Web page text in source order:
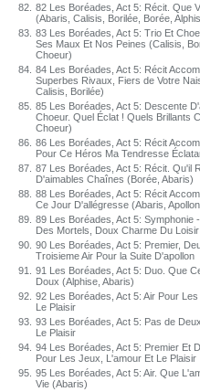
82. 82 Les Boréades, Act 5: Récit. Que
(Abaris, Calisis, Borilée, Borée,
83. 83 Les Boréades, Act 5: Trio Et
Ses Maux Et Nos Peines (Calisis,
Choeur)
84. 84 Les Boréades, Act 5: Récit
Superbes Rivaux, Fiers de Votre
Calisis, Borilée)
85. 85 Les Boréades, Act 5: Descente
Choeur. Quel Éclat ! Quels Brillants
Choeur)
86. 86 Les Boréades, Act 5: Récit
Pour Ce Héros Ma Tendresse
87. 87 Les Boréades, Act 5: Récit. Qu'il
D'aimables Chaînes (Borée, Abaris)
88. 88 Les Boréades, Act 5: Récit
Ce Jour D'allégresse (Abaris,
89. 89 Les Boréades, Act 5: Symphonie
Des Mortels, Doux Charme Du
90. 90 Les Boréades, Act 5: Premier,
Troisieme Air Pour la Suite D'apollon
91.
91 Les Boréades, Act 5: Duo. Que
Doux (Alphise, Abaris)
92. 92 Les Boréades, Act 5: Air Pour
Le Plaisir
93. 93 Les Boréades, Act 5: Pas de
Le Plaisir
94. 94 Les Boréades, Act 5: Premier Et
Pour Les Jeux, L'amour Et Le Plaisir
95. 95 Les Boréades, Act 5: Air. Que
Vie (Abaris)